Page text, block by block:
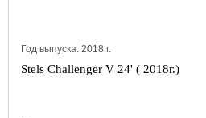
Год выпуска: 2018 г.
Stels Challenger V 24' ( 2018г.)